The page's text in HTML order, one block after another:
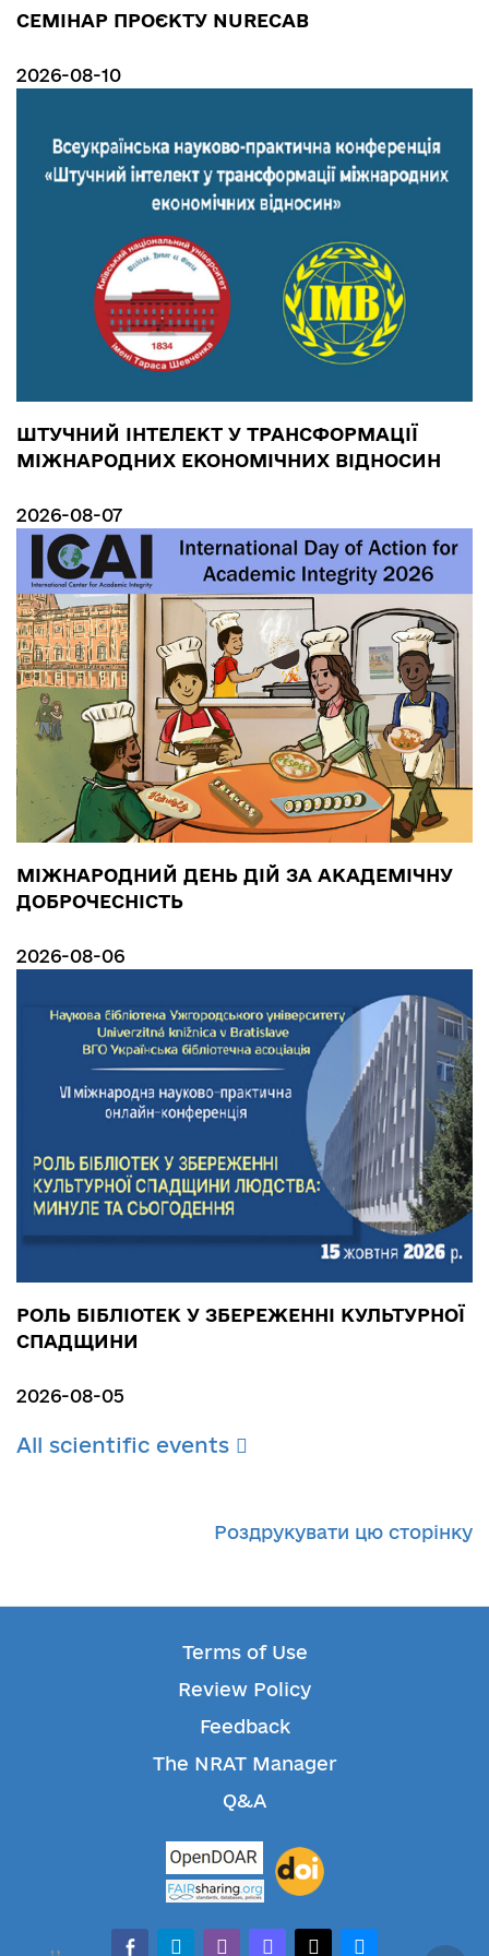
СЕМІНАР ПРОЄКТУ NURECAB
2026-08-10
ШТУЧНИЙ ІНТЕЛЕКТ У ТРАНСФОРМАЦІЇ
МІЖНАРОДНИХ ЕКОНОМІЧНИХ ВІДНОСИН
2026-08-07
МІЖНАРОДНИЙ ДЕНЬ ДІЙ ЗА АКАДЕМІЧНУ
ДОБРОЧЕСНІСТЬ
2026-08-06
РОЛЬ БІБЛІОТЕК У ЗБЕРЕЖЕННІ КУЛЬТУРНОЇ
СПАДЩИНИ
2026-08-05
All scientific events
Роздрукувати цю сторінку
Terms of Use
Review Policy
Feedback
The NRAT Manager
Q&A
facebook-alt
telegramwhatsappmastodonthreadsbluesky